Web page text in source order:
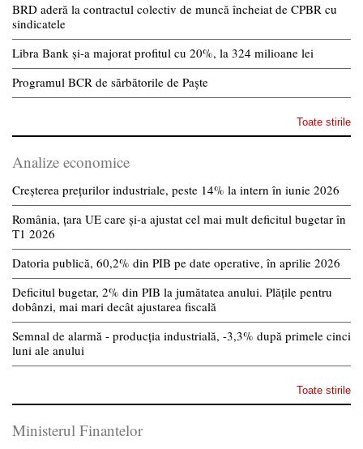
BRD aderă la contractul colectiv de muncă încheiat de CPBR cu
sindicatele
Libra Bank și-a majorat profitul cu 20%, la 324 milioane lei
Programul BCR de sărbătorile de Paște
Toate stirile
Analize economice
Creșterea prețurilor industriale, peste 14% la intern în iunie 2026
România, țara UE care și-a ajustat cel mai mult deficitul bugetar în
T1 2026
Datoria publică, 60,2% din PIB pe date operative, în aprilie 2026
Deficitul bugetar, 2% din PIB la jumătatea anului. Plățile pentru
dobânzi, mai mari decât ajustarea fiscală
Semnal de alarmă - producția industrială, -3,3% după primele cinci
luni ale anului
Toate stirile
Ministerul Finantelor